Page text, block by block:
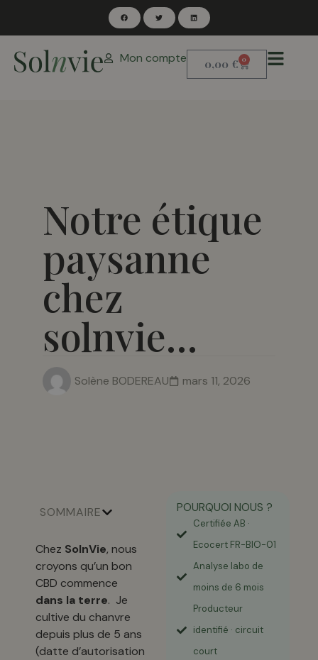
Mon compte 0,00 € 0
Notre étique
paysanne
chez
solnvie…
Solène BODEREAU mars 11, 2026
SOMMAIRE
Chez SolnVie, nous
croyons qu’un bon
CBD commence
dans la terre. Je
cultive du chanvre
depuis plus de 5 ans
(datte d’autorisation
POURQUOI NOUS ?
Certifiée AB ·
Ecocert FR-BIO-01
Analyse labo de
moins de 6 mois
Producteur
identifié · circuit
court